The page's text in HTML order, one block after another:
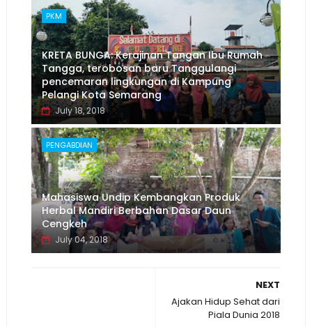
PKM
KRETA BUNGA: Kerajinan Tangan Ibu Rumah
Tangga, terobosan baru Tanggulangi
pencemaran lingkungan di Kampung
Pelangi Kota Semarang
July 18, 2018
PENGABDIAN
Mahasiswa Undip Kembangkan Produk
Herbal Mandiri Berbahan Dasar Daun
Cengkeh
July 04, 2018
NEXT
Ajakan Hidup Sehat dari
Piala Dunia 2018